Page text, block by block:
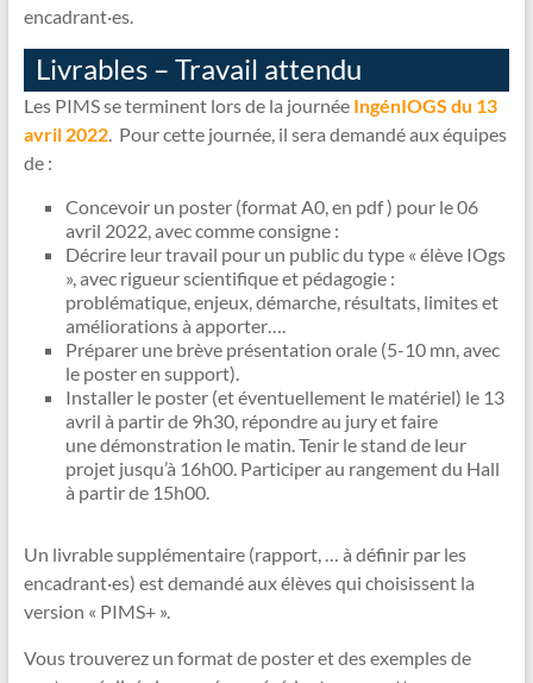
encadrant·es.
Livrables – Travail attendu
Les PIMS se terminent lors de la journée IngénIOGS du 13
avril 2022. Pour cette journée, il sera demandé aux équipes
de :
Concevoir un poster (format A0, en pdf ) pour le 06
avril 2022, avec comme consigne :
Décrire leur travail pour un public du type « élève IOgs
», avec rigueur scientifique et pédagogie :
problématique, enjeux, démarche, résultats, limites et
améliorations à apporter….
Préparer une brève présentation orale (5-10 mn, avec
le poster en support).
Installer le poster (et éventuellement le matériel) le 13
avril à partir de 9h30, répondre au jury et faire
une démonstration le matin. Tenir le stand de leur
projet jusqu’à 16h00. Participer au rangement du Hall
à partir de 15h00.
Un livrable supplémentaire (rapport, … à définir par les
encadrant·es) est demandé aux élèves qui choisissent la
version « PIMS+ ».
Vous trouverez un format de poster et des exemples de